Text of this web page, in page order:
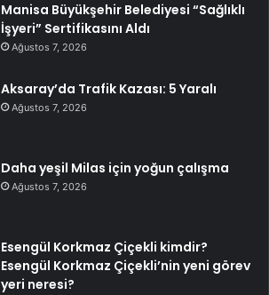
Manisa Büyükşehir Belediyesi “Sağlıklı
İşyeri” Sertifikasını Aldı
Ağustos 7, 2026
Aksaray’da Trafik Kazası: 5 Yaralı
Ağustos 7, 2026
Daha yeşil Milas için yoğun çalışma
Ağustos 7, 2026
Esengül Korkmaz Çiçekli kimdir?
Esengül Korkmaz Çiçekli’nin yeni görev
yeri neresi?